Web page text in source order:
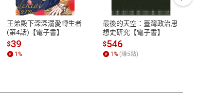
性
參
服務時間：週一到週五 10:00-12:00、
13:00-17:00 (國定假日及例假日休息)
客服電話：0080-1857077
王弟殿下深深溺愛轉生者
(第4話)【電子書】
$39
1%
最後的天空：臺灣政治思
想史研究【電子書】
$546
1% (賺5點)